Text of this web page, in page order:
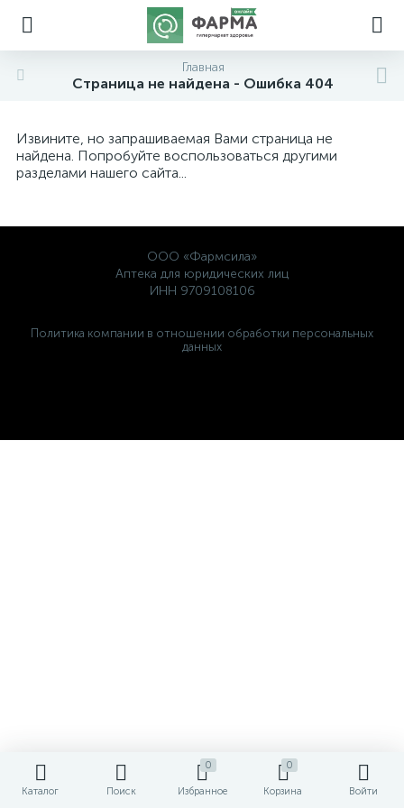
Каталог Поиск
0
Избранное
0
Корзина Войти
Главная
Страница не найдена - Ошибка 404
Извините, но запрашиваемая Вами страница не
найдена. Попробуйте воспользоваться другими
разделами нашего сайта...
ООО «Фармсила»
Аптека для юридических лиц
ИНН 9709108106
Политика компании в отношении обработки персональных
данных